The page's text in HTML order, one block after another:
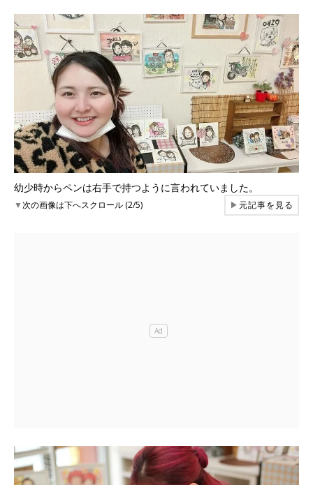
幼少時からペンは右手で持つように言われていました。
▼次の画像は下へスクロール (2/5) ▶元記事を見る